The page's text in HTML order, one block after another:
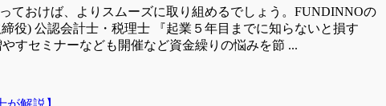
ておけば、よりスムーズに取り組めるでしょう。FUNDINNOの
役) 公認会計士・税理士 『起業５年目までに知らないと損す
すセミナーなども開催など資金繰りの悩みを節 ...